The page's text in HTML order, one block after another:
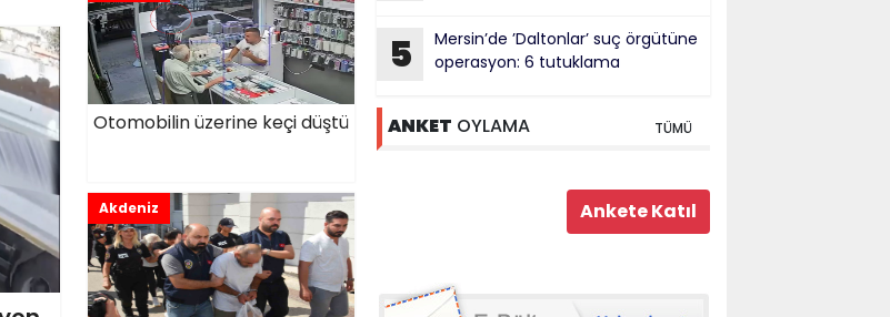
Otomobilin üzerine keçi düştü
Akdeniz
5
Mersin’de ’Daltonlar’ suç örgütüne
operasyon: 6 tutuklama
ANKET OYLAMA TÜMÜ